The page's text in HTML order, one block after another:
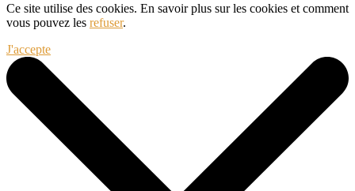
Ce site utilise des cookies. En savoir plus sur les cookies et comment
vous pouvez les refuser.
J'accepte